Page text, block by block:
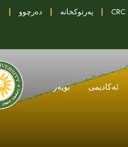
| پەرتوکخانە | دەرچوو |
ئەکادیمی بویەر